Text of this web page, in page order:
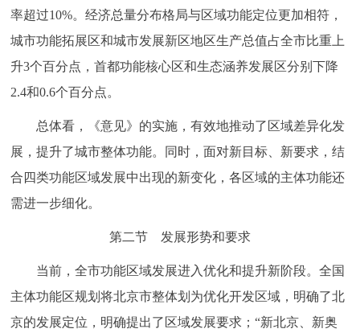
率超过10%。经济总量分布格局与区域功能定位更加相符，
城市功能拓展区和城市发展新区地区生产总值占全市比重上
升3个百分点，首都功能核心区和生态涵养发展区分别下降
2.4和0.6个百分点。
总体看，《意见》的实施，有效地推动了区域差异化发
展，提升了城市整体功能。同时，面对新目标、新要求，结
合四类功能区域发展中出现的新变化，各区域的主体功能还
需进一步细化。
第二节 发展形势和要求
当前，全市功能区域发展进入优化和提升新阶段。全国
主体功能区规划将北京市整体划为优化开发区域，明确了北
京的发展定位，明确提出了区域发展要求；“新北京、新奥